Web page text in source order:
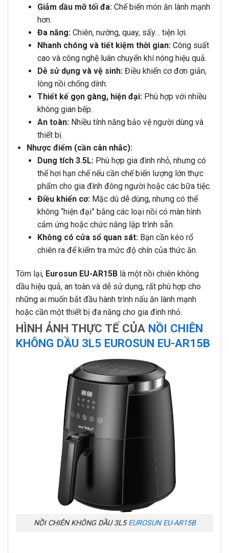
Giảm dầu mỡ tối đa:Chế biến món ăn lành mạnh
hơn.
Đa năng:Chiên, nướng, quay, sấy… tiện lợi.
Nhanh chóng và tiết kiệm thời gian:Công suất
cao và công nghệ luân chuyển khí nóng hiệu quả.
Dễ sử dụng và vệ sinh:Điều khiển cơ đơn giản,
lòng nồi chống dính.
Thiết kế gọn gàng, hiện đại:Phù hợp với nhiều
không gian bếp.
An toàn:Nhiều tính năng bảo vệ người dùng và
thiết bị.
Nhược điểm (cần cân nhắc):
Dung tích 3.5L:Phù hợp gia đình nhỏ, nhưng có
thể hơi hạn chế nếu cần chế biến lượng lớn thực
phẩm cho gia đình đông người hoặc các bữa tiệc.
Điều khiển cơ:Mặc dù dễ dùng, nhưng có thể
không “hiện đại” bằng các loại nồi có màn hình
cảm ứng hoặc chức năng lập trình sẵn.
Không có cửa sổ quan sát:Bạn cần kéo rổ
chiên ra để kiểm tra mức độ chín của thức ăn.
Tóm lại, Eurosun EU-AR15B là một nồi chiên không
dầu hiệu quả, an toàn và dễ sử dụng, rất phù hợp cho
những ai muốn bắt đầu hành trình nấu ăn lành mạnh
hoặc cần một thiết bị đa năng cho gia đình nhỏ.
HÌNH ẢNH THỰC TẾ CỦA NỒI CHIÊN
KHÔNG DẦU 3L5 EUROSUN EU-AR15B
NỒI CHIÊN KHÔNG DẦU 3L5EUROSUN EU-AR15B